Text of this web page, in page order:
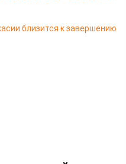
близится к завершению